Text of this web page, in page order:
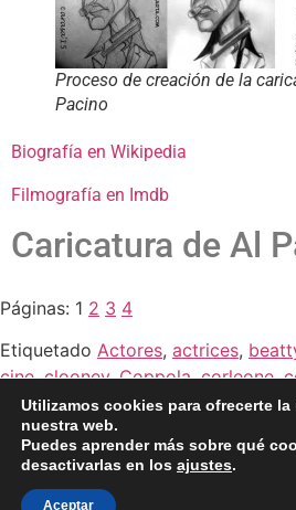
Proceso de creación de la
Pacino
Biografía en Wikipedia
Filmografía en Imdb
Caricatura de Al
Páginas: 1 2 3 4
Etiquetado Actores, actrices,
cine,clooney,Coppola,corleone,
depp,Famosos,gassman,hackman
lemmon,Madonna
puzo,risi ,spacey,streep,williams
Utilizamos cookies para ofrecerte la
nuestra web.
Puedes aprender más sobre qué
desactivarlas en los ajustes.
Aceptar